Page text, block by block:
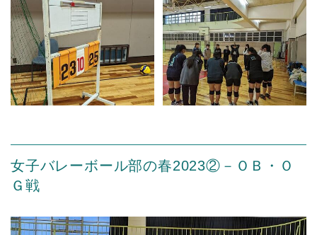
女子バレーボール部の春2023②－ＯＢ・Ｏ
Ｇ戦